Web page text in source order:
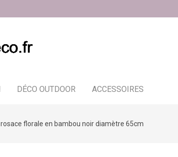
DÉCO OUTDOOR ACCESSOIRES
florale en bambou noir diamètre 65cm